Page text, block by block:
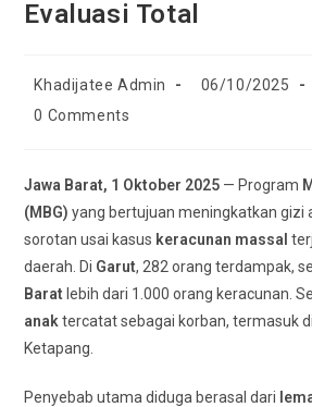
Evaluasi Total
Khadijatee Admin 06/10/2025
0 Comments
Jawa Barat, 1 Oktober 2025 — Program
(MBG) yang bertujuan meningkatkan gizi
sorotan usai kasus keracunan massal
daerah. Di Garut, 282 orang terdampak,
Barat lebih dari 1.000 orang keracunan.
anaktercatat sebagai korban, termasuk
Ketapang.
Penyebab utama diduga berasal dari